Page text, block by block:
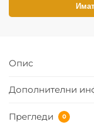
Опис
Дополнителни
Прегледи 0